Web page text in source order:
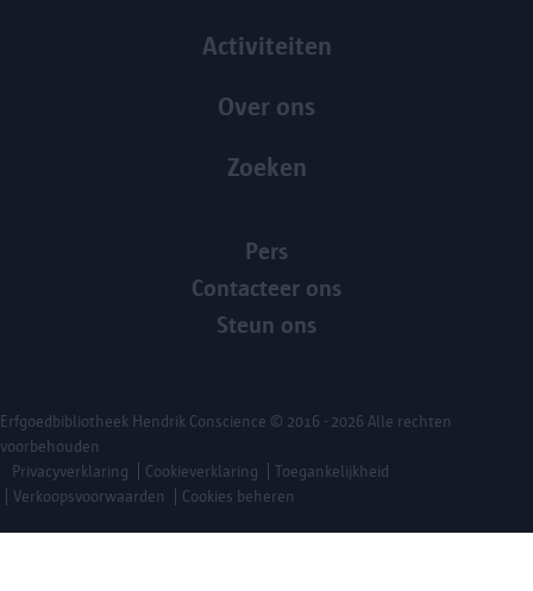
Activiteiten
Over ons
Zoeken
Pers
Contacteer ons
Steun ons
Erfgoedbibliotheek Hendrik Conscience © 2016 - 2026 Alle rechten
voorbehouden
Privacyverklaring
Cookieverklaring
Toegankelijkheid
Verkoopsvoorwaarden
Cookies beheren